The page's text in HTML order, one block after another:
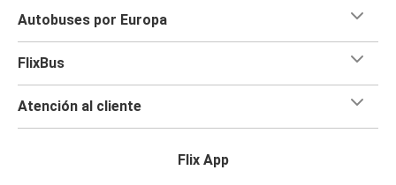
Autobuses por Europa
FlixBus
Atención al cliente
Flix App